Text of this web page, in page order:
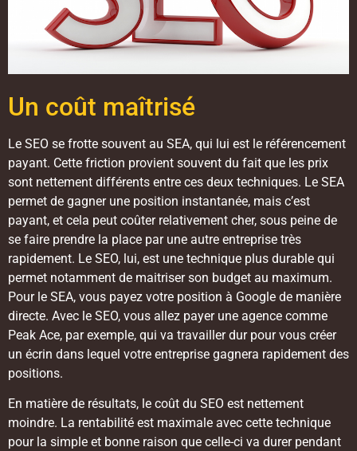
Un coût maîtrisé
Le SEO se frotte souvent au SEA, qui lui est le référencement
payant. Cette friction provient souvent du fait que les prix
sont nettement différents entre ces deux techniques. Le SEA
permet de gagner une position instantanée, mais c’est
payant, et cela peut coûter relativement cher, sous peine de
se faire prendre la place par une autre entreprise très
rapidement. Le SEO, lui, est une technique plus durable qui
permet notamment de maitriser son budget au maximum.
Pour le SEA, vous payez votre position à Google de manière
directe. Avec le SEO, vous allez payer une agence comme
Peak Ace, par exemple, qui va travailler dur pour vous créer
un écrin dans lequel votre entreprise gagnera rapidement des
positions.
En matière de résultats, le coût du SEO est nettement
moindre. La rentabilité est maximale avec cette technique
pour la simple et bonne raison que celle-ci va durer pendant